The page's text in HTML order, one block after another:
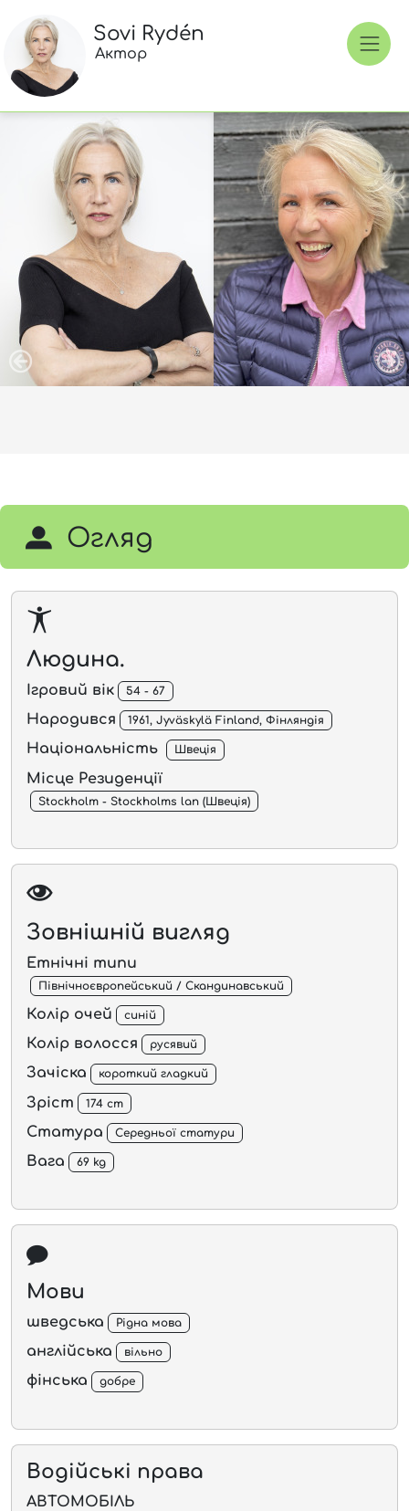
Sovi Rydén
Актор
Огляд
Людина.
Ігровий вік 54 - 67
Народився 1961, Jyväskylä Finland, Фінляндія
Національність Швеція
Місце Резиденції
Stockholm - Stockholms lan (Швеція)
Зовнішній вигляд
Етнічні типи
Північноєвропейський / Скандинавський
Колір очей синій
Колір волосся русявий
Зачіска короткий гладкий
Зріст 174 cm
Статура Середньої статури
Вага 69 kg
Мови
шведська Рідна мова
англійська вільно
фінська добре
Водійські права
АВТОМОБІЛЬ